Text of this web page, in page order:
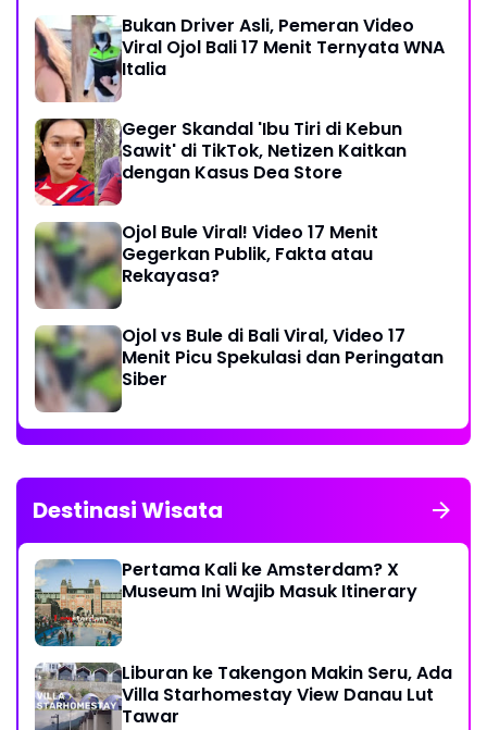
Bukan Driver Asli, Pemeran Video
Viral Ojol Bali 17 Menit Ternyata WNA
Italia
Geger Skandal 'Ibu Tiri di Kebun
Sawit' di TikTok, Netizen Kaitkan
dengan Kasus Dea Store
Ojol Bule Viral! Video 17 Menit
Gegerkan Publik, Fakta atau
Rekayasa?
Ojol vs Bule di Bali Viral, Video 17
Menit Picu Spekulasi dan Peringatan
Siber
Destinasi Wisata
Pertama Kali ke Amsterdam? X
Museum Ini Wajib Masuk Itinerary
Liburan ke Takengon Makin Seru, Ada
Villa Starhomestay View Danau Lut
Tawar